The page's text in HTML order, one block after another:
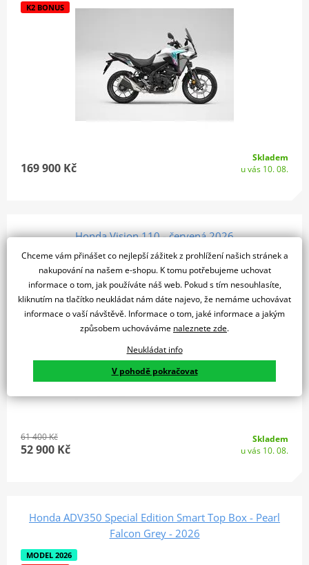
K2 BONUS
169 900 Kč
Skladem
u vás 10. 08.
Honda Vision 110 - červená 2026
MODEL 2026
K2 BONUS
SLEVA 14%
61 400 Kč
52 900 Kč
Skladem
u vás 10. 08.
Honda ADV350 Special Edition Smart Top Box - Pearl
Falcon Grey - 2026
MODEL 2026
Chceme vám přinášet co nejlepší zážitek z prohlížení našich stránek a
nakupování na našem e-shopu. K tomu potřebujeme uchovat
informace o tom, jak používáte náš web. Pokud s tím nesouhlasíte,
kliknutím na tlačítko neukládat nám dáte najevo, že nemáme uchovávat
informace o vaší návštěvě. Informace o tom, jaké informace a jakým
způsobem uchováváme naleznete zde.
Neukládat info
V pohodě pokračovat